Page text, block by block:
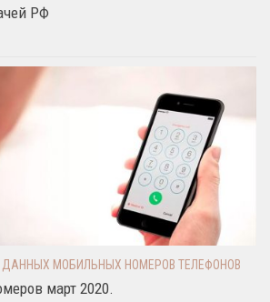
РФ
ДАННЫХ МОБИЛЬНЫХ НОМЕРОВ ТЕЛЕФОНОВ
март 2020.